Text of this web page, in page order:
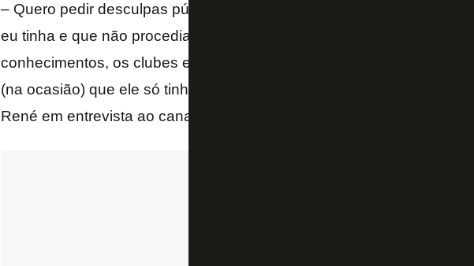
– Quero pedir desculpas públicas ao Luís Castro, fui infeliz com uma
eu tinha e que não procedia. Estive com ele num curso e ele mostrou
conhecimentos, os clubes em que trabalhou, Shakhtar, Champions
(na ocasião) que ele só tinha sido diretor. Pedi desculpas a ele por
René em entrevista ao canal “Resenha com TF”